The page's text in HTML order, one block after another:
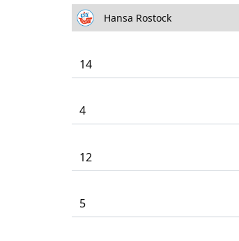
Hansa Rostock
14
4
12
5